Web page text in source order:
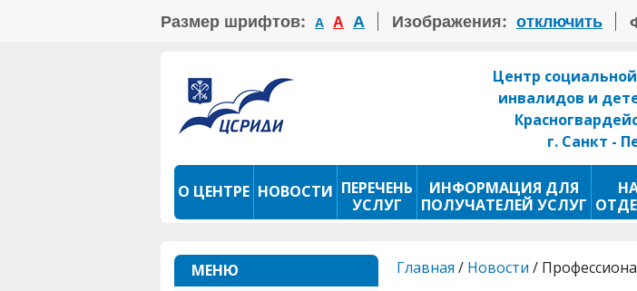
Размер шрифтов: А А А Изображения: отключить
Центр
инвалидов и
г. Санкт -
О ЦЕНТРЕ НОВОСТИ ПЕРЕЧЕНЬ
УСЛУГ
ИНФОРМАЦИЯ ДЛЯ
ПОЛУЧАТЕЛЕЙ УСЛУГ
ПРОКАТ ТСР ФОТОКОНКУРС
МЕНЮ
Главная / Новости /